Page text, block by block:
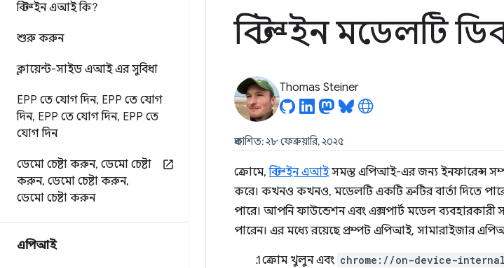
বিল্ট-ইন এআই কি?
শুরু করুন
ক্লায়েন্ট-সাইড এআই এর সুবিধা
EPP তে যোগ দিন, EPP তে যোগ
দিন, EPP তে যোগ দিন, EPP তে
যোগ দিন
ডেমো চেষ্টা করুন, ডেমো চেষ্টা
করুন, ডেমো চেষ্টা করুন,
ডেমো চেষ্টা করুন
এপিআই
বিল্ট-ইন মডেলটি
Thomas Steiner
প্রকাশিত: ২৮ ফেব্রুয়ারি, ২০২৫
ক্রোমে,বিল্ট-ইন এআইসমস্ত এপিআই-এর জন্য ইনফারেন্স
করে। কখনও কখনও, মডেলটি একটি ত্রুটির বার্তা দিতে
পারে। আপনি ফাউন্ডেশন এবং এক্সপার্ট মডেল ব্যবহারকারী
পারেন। এর মধ্যে রয়েছে প্রম্পট এপিআই, সামারাইজার
ক্রোম খুলুন এবং chrome://on-device-